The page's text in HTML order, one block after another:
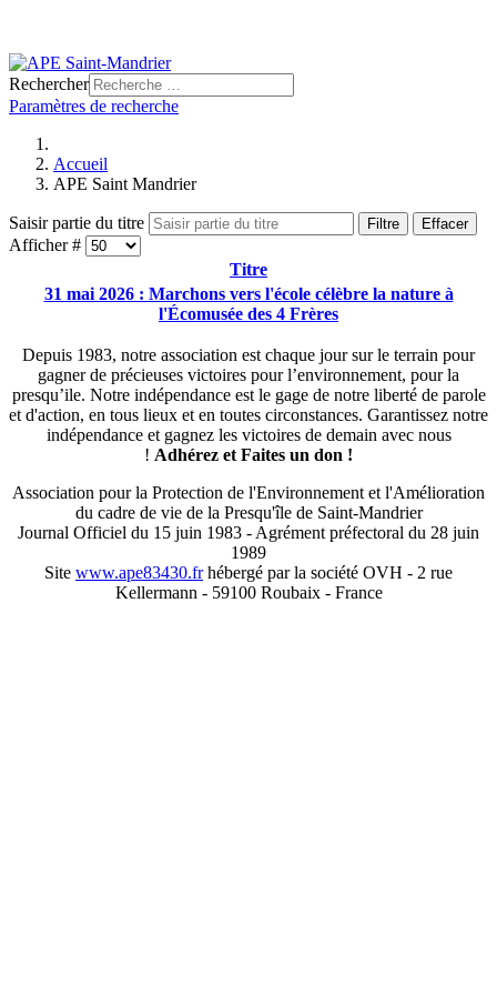
Rechercher
Paramètres de recherche
Accueil
APE Saint Mandrier
Saisir partie du titre Filtre Effacer
Afficher #
Titre
31 mai 2026 : Marchons vers l'école célèbre la nature à
l'Écomusée des 4 Frères
Depuis 1983, notre association est chaque jour sur le terrain pour
gagner de précieuses victoires pour l’environnement, pour la
presqu’ile. Notre indépendance est le gage de notre liberté de parole
et d'action, en tous lieux et en toutes circonstances. Garantissez notre
indépendance et gagnez les victoires de demain avec nous
! Adhérez et Faites un don !
Association pour la Protection de l'Environnement et l'Amélioration
du cadre de vie de la Presqu'île de Saint-Mandrier
Journal Officiel du 15 juin 1983 - Agrément préfectoral du 28 juin
1989
Site www.ape83430.frhébergé par la société OVH - 2 rue
Kellermann - 59100 Roubaix - France